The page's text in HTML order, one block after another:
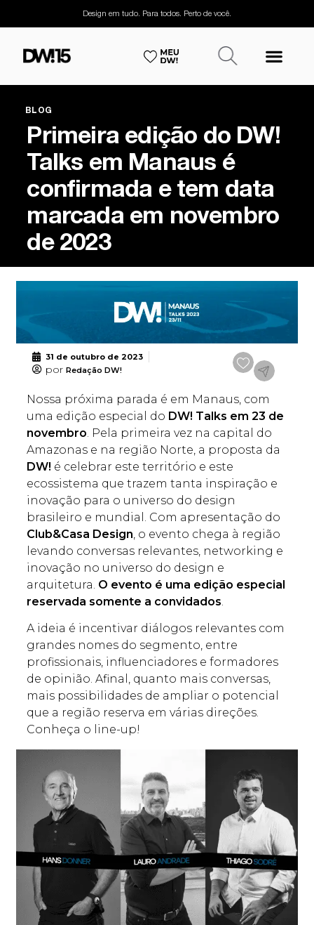
Design em tudo. Para todos. Perto de você.
BLOG
Primeira edição do DW!
Talks em Manaus é
confirmada e tem data
marcada em novembro
de 2023
31 de outubro de 2023
por Redação DW!
Nossa próxima parada é em Manaus, com
uma edição especial do DW! Talks em 23 de
novembro. Pela primeira vez na capital do
Amazonas e na região Norte, a proposta da
DW! é celebrar este território e este
ecossistema que trazem tanta inspiração e
inovação para o universo do design
brasileiro e mundial. Com apresentação do
Club&Casa Design, o evento chega à região
levando conversas relevantes, networking e
inovação no universo do design e
arquitetura. O evento é uma edição especial
reservada somente a convidados.
A ideia é incentivar diálogos relevantes com
grandes nomes do segmento, entre
profissionais, influenciadores e formadores
de opinião. Afinal, quanto mais conversas,
mais possibilidades de ampliar o potencial
que a região reserva em várias direções.
Conheça o line-up!